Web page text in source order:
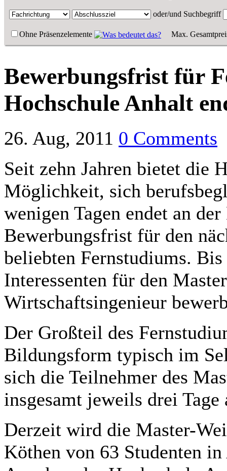
oder/und Suchbegriff
Ohne Präsenzelemente Max.
Bewerbungsfrist für
Hochschule Anhalt
26. Aug, 2011 0 Comments
Seit zehn Jahren bietet die
Möglichkeit, sich
wenigen Tagen endet an
Bewerbungsfrist für den
beliebten Fernstudiums.
Interessenten für den
Wirtschaftsingenieur
Der Großteil des
Bildungsform typisch im
sich die Teilnehmer des
insgesamt jeweils drei
Derzeit wird die Master-
Köthen von 63 Studenten